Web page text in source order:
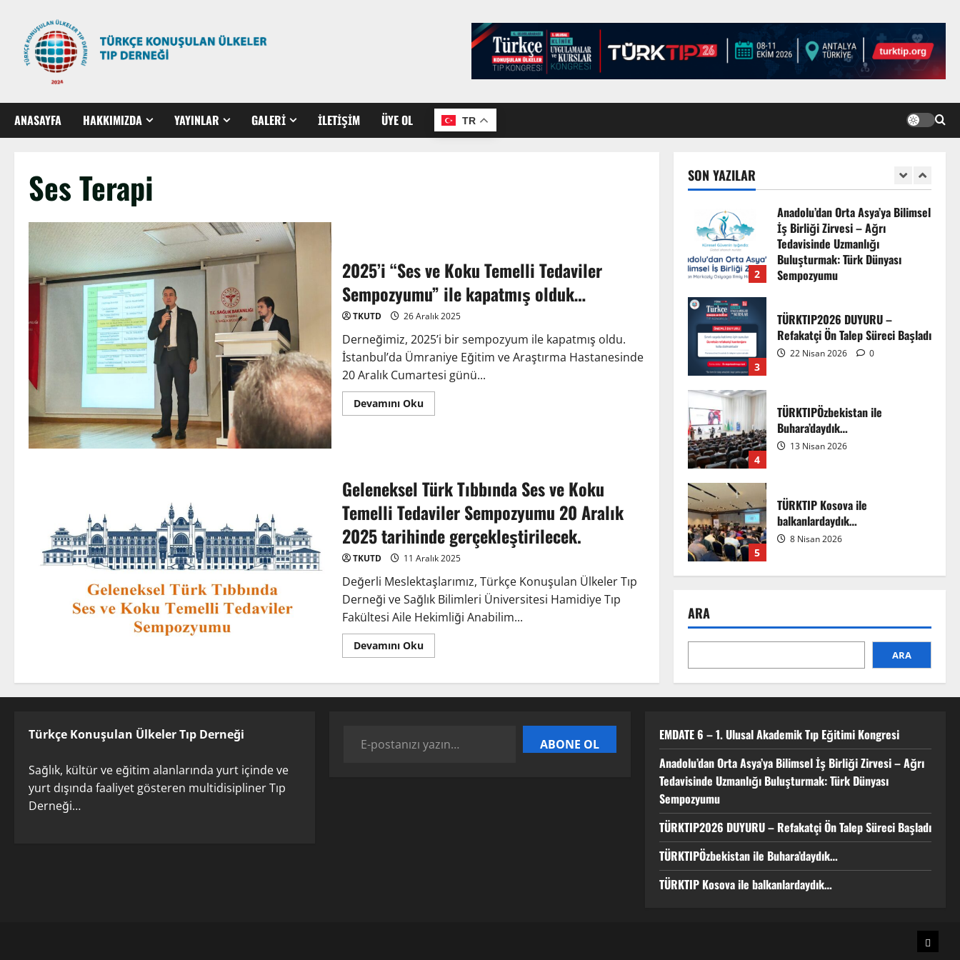
ANASAYFA HAKKIMIZDA YAYINLAR GALERİ İLETIŞIM ÜYE OL TR
Ses Terapi
2025’i “Ses ve Koku Temelli Tedaviler
Sempozyumu” ile kapatmış olduk…
TKUTD 26 Aralık 2025
Derneğimiz, 2025’i bir sempozyum ile kapatmış oldu.
İstanbul’da Ümraniye Eğitim ve Araştırma Hastanesinde
20 Aralık Cumartesi günü...
Devamını Oku
Geleneksel Türk Tıbbında Ses ve Koku
Temelli Tedaviler Sempozyumu 20 Aralık
2025 tarihinde gerçekleştirilecek.
TKUTD 11 Aralık 2025
Değerli Meslektaşlarımız, Türkçe Konuşulan Ülkeler Tıp
Derneği ve Sağlık Bilimleri Üniversitesi Hamidiye Tıp
Fakültesi Aile Hekimliği Anabilim...
Devamını Oku
SON YAZILAR
TÜRKTIP Kosova ile
balkanlardaydık…
8 Nisan 2026
1
EMDATE 6 – 1. Ulusal Akademik
2
Anadolu’dan Orta Asya’ya Bilimsel
İş Birliği Zirvesi – Ağrı
Tedavisinde Uzmanlığı
Buluşturmak: Türk Dünyası
Sempozyumu
3
TÜRKTIP2026 DUYURU –
Refakatçi Ön Talep Süreci Başladı
22 Nisan 2026 0
4
TÜRKTIPÖzbekistan ile
Buhara’daydık…
13 Nisan 2026
5
TÜRKTIP Kosova ile
balkanlardaydık…
8 Nisan 2026
1
7 Ağustos 2026
2
Sempozyumu
3 Ağustos 2026
3
TÜRKTIP2026 DUYURU –
22 Nisan 2026 0
TÜRKTIPÖzbekistan ile
Buhara’daydık…
ARA
ARA
Türkçe Konuşulan Ülkeler Tıp Derneği
Sağlık, kültür ve eğitim alanlarında yurt içinde ve
yurt dışında faaliyet gösteren multidisipliner Tıp
Derneği…
ABONE OL
EMDATE 6 – 1. Ulusal Akademik Tıp Eğitimi Kongresi
Anadolu’dan Orta Asya’ya Bilimsel İş Birliği Zirvesi – Ağrı
Tedavisinde Uzmanlığı Buluşturmak: Türk Dünyası
Sempozyumu
TÜRKTIP2026 DUYURU – Refakatçi Ön Talep Süreci Başladı
TÜRKTIPÖzbekistan ile Buhara’daydık…
TÜRKTIP Kosova ile balkanlardaydık…